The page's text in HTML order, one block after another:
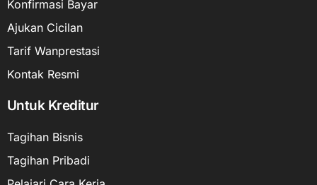
Konfirmasi Bayar
Ajukan Cicilan
Tarif Wanprestasi
Kontak Resmi
Untuk Kreditur
Tagihan Bisnis
Tagihan Pribadi